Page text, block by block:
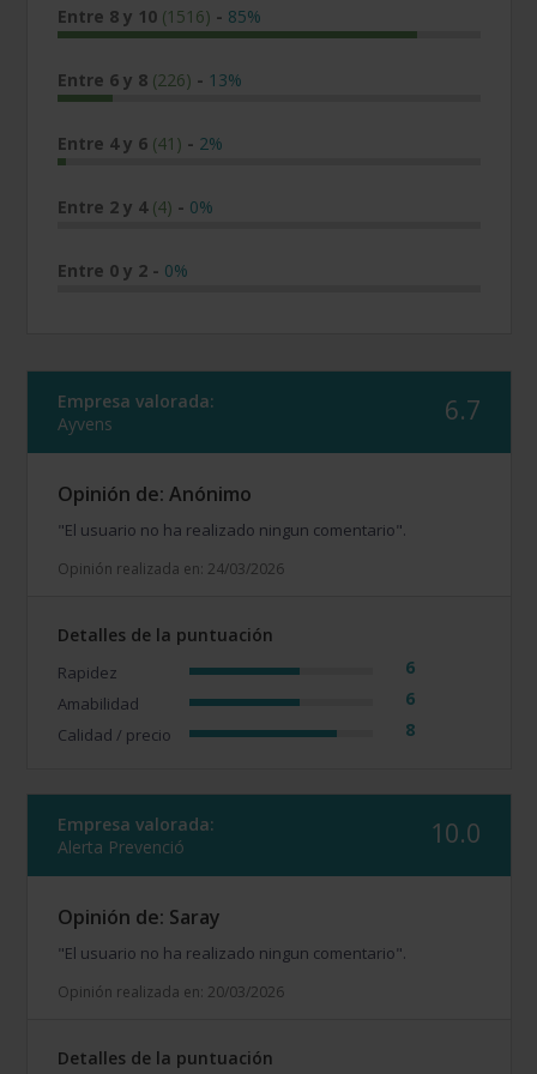
Entre 8 y 10 (1516) - 85%
Entre 6 y 8 (226) - 13%
Entre 4 y 6 (41) - 2%
Entre 2 y 4 (4) - 0%
Entre 0 y 2 - 0%
Empresa valorada:
Ayvens
6.7
Opinión de: Anónimo
"El usuario no ha realizado ningun comentario".
Opinión realizada en: 24/03/2026
Detalles de la puntuación
Rapidez 6
Amabilidad 6
Calidad / precio 8
Empresa valorada:
Alerta Prevenció
10.0
Opinión de: Saray
"El usuario no ha realizado ningun comentario".
Opinión realizada en: 20/03/2026
Detalles de la puntuación